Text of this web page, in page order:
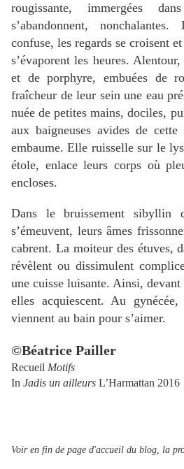
rougissante, immergées
s’abandonnent,
confuse, les regards se croisent
s’évaporent les heures.
et de porphyre, embuées de
fraîcheur de leur sein une eau
nuée de petites mains, dociles,
aux baigneuses avides de cette
embaume. Elle ruisselle sur le
étole, enlace leurs corps où
encloses.
Dans le bruissement sibyllin
s’émeuvent, leurs âmes
cabrent. La moiteur des étuves,
révèlent ou dissimulent
une cuisse luisante. Ainsi, devant
elles acquiescent. Au
viennent au bain pour s’aimer.
©Béatrice Pailler
Recueil Motifs
In Jadis un ailleurs L’Harmattan 2016
Voir en fin de page d'accueil du blog, la